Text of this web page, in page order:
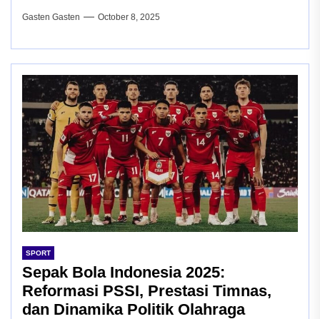
Gasten Gasten October 8, 2025
SPORT
Sepak Bola Indonesia 2025:
Reformasi PSSI, Prestasi Timnas,
dan Dinamika Politik Olahraga